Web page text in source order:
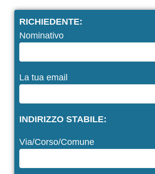
RICHIEDENTE:
Nominativo
La tua email
INDIRIZZO STABILE:
Via/Corso/Comune